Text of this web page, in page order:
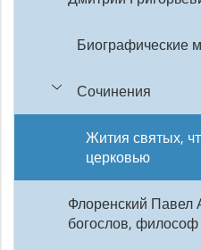
Биографические
Сочинения
Жития святых,
церковью
Флоренский Павел
богослов,